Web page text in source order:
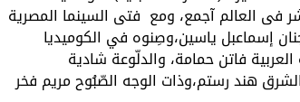
العالم آجمع، ومع فتى السينما المصرية
إسماعبل ياسين،وصِنوه في الكوميديا
فاتن حمامة، والدلّوعة شادية
هند رستم،وذات الوجه الصّبُوح مريم فخر